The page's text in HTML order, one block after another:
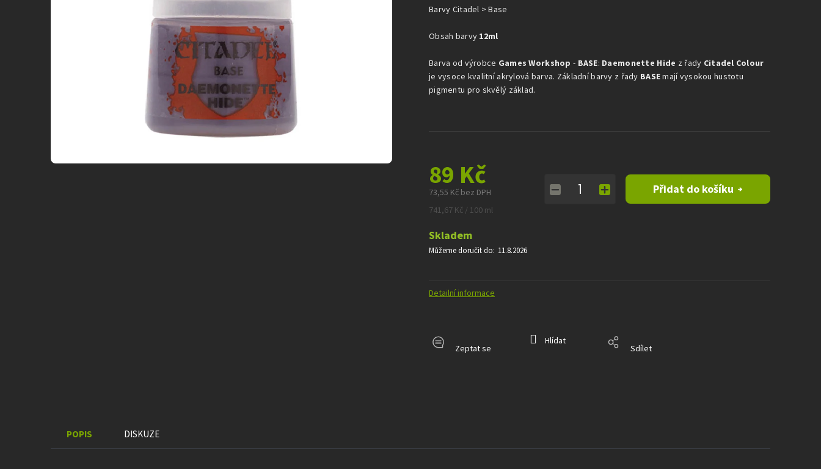
z
hvězdiček.
Barvy Citadel > Base
Obsah barvy 12ml
Barva od výrobce Games Workshop - BASE: Daemonette Hide z řady Citadel Colour
je vysoce kvalitní akrylová barva. Základní barvy z řady BASEmají vysokou hustotu
pigmentu pro skvělý základ.
89 Kč
73,55 Kč bez DPH
Měrná
741,67 Kč / 100 ml
Přidat do košíku
Skladem
Můžeme doručit do: 11.8.2026
Detailní informace
Zeptat se
Hlídat
Sdílet
POPIS DISKUZE